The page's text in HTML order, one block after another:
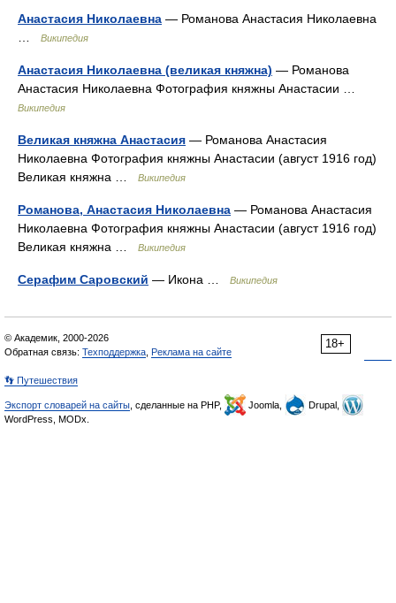
Анастасия Николаевна — Романова Анастасия Николаевна
…
Википедия
Анастасия Николаевна (великая княжна) — Романова
Анастасия Николаевна Фотография княжны Анастасии …
Википедия
Великая княжна Анастасия — Романова Анастасия
Николаевна Фотография княжны Анастасии (август 1916 год)
Великая княжна …
Википедия
Романова, Анастасия Николаевна — Романова Анастасия
Николаевна Фотография княжны Анастасии (август 1916 год)
Великая княжна …
Википедия
Серафим Саровский — Икона … Википедия
18+
© Академик, 2000-2026
Обратная связь: Техподдержка Реклама на сайте
👣 Путешествия
Экспорт словарей на сайты , сделанные на PHP, Joomla,
Drupal,
WordPress, MODx.